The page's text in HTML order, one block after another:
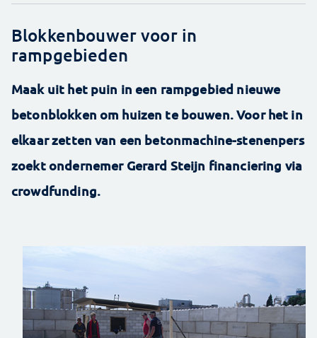
Blokkenbouwer voor in
rampgebieden
Maak uit het puin in een rampgebied nieuwe
betonblokken om huizen te bouwen. Voor het in
elkaar zetten van een betonmachine-stenenpers
zoekt ondernemer Gerard Steijn financiering via
crowdfunding.